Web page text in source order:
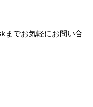
までお気軽にお問い合